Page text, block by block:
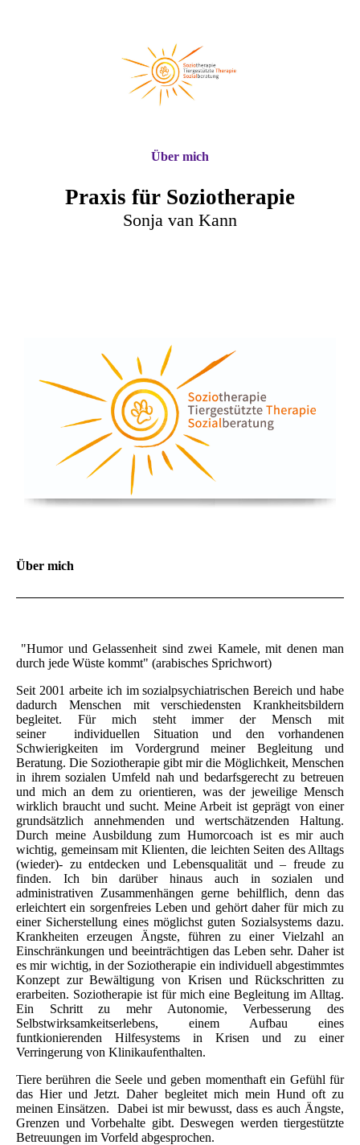
Praxis für Soziotherapie
Sonja van Kann
Über mich
Über mich
"Humor und Gelassenheit sind zwei Kamele, mit denen man
durch jede Wüste kommt" (arabisches Sprichwort)
Seit 2001 arbeite ich im sozialpsychiatrischen Bereich und habe
dadurch Menschen mit verschiedensten Krankheitsbildern
begleitet. Für mich steht immer der Mensch mit
seiner individuellen Situation und den vorhandenen
Schwierigkeiten im Vordergrund meiner Begleitung und
Beratung. Die Soziotherapie gibt mir die Möglichkeit, Menschen
in ihrem sozialen Umfeld nah und bedarfsgerecht zu betreuen
und mich an dem zu orientieren, was der jeweilige Mensch
wirklich braucht und sucht. Meine Arbeit ist geprägt von einer
grundsätzlich annehmenden und wertschätzenden Haltung.
Durch meine Ausbildung zum Humorcoach ist es mir auch
wichtig, gemeinsam mit Klienten, die leichten Seiten des Alltags
(wieder)- zu entdecken und Lebensqualität und – freude zu
finden. Ich bin darüber hinaus auch in sozialen und
administrativen Zusammenhängen gerne behilflich, denn das
erleichtert ein sorgenfreies Leben und gehört daher für mich zu
einer Sicherstellung eines möglichst guten Sozialsystems dazu.
Krankheiten erzeugen Ängste, führen zu einer Vielzahl an
Einschränkungen und beeinträchtigen das Leben sehr. Daher ist
es mir wichtig, in der Soziotherapie ein individuell abgestimmtes
Konzept zur Bewältigung von Krisen und Rückschritten zu
erarbeiten. Soziotherapie ist für mich eine Begleitung im Alltag.
Ein Schritt zu mehr Autonomie, Verbesserung des
Selbstwirksamkeitserlebens, einem Aufbau eines
funtkionierenden Hilfesystems in Krisen und zu einer
Verringerung von Klinikaufenthalten.
Tiere berühren die Seele und geben momenthaft ein Gefühl für
das Hier und Jetzt. Daher begleitet mich mein Hund oft zu
meinen Einsätzen. Dabei ist mir bewusst, dass es auch Ängste,
Grenzen und Vorbehalte gibt. Deswegen werden tiergestützte
Betreuungen im Vorfeld abgesprochen.